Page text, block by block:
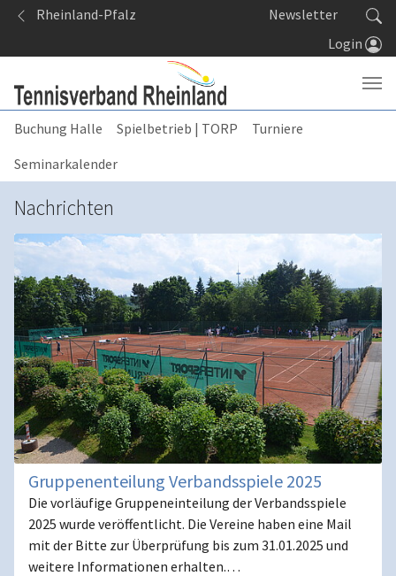
Springe zum Seiteninhalt
Rheinland-Pfalz
Newsletter
Login
Buchung Halle Spielbetrieb | TORP
Turniere
Seminarkalender
Nachrichten
Gruppenenteilung Verbandsspiele 2025
Die vorläufige Gruppeneinteilung der Verbandsspiele
2025 wurde veröffentlicht. Die Vereine haben eine Mail
mit der Bitte zur Überprüfung bis zum 31.01.2025 und
weitere Informationen erhalten.…